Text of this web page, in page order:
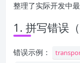
整理了实际开发中
1. 拼写错误（
错误示例：